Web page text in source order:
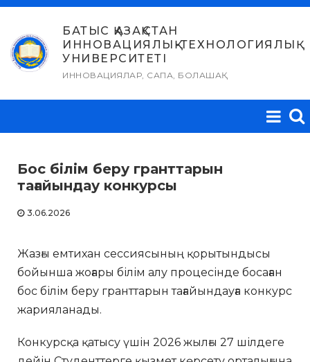
Skip
content
БАТЫС ҚАЗАҚСТАН
ИННОВАЦИЯЛЫҚ-ТЕХНОЛОГИЯЛЫҚ
УНИВЕРСИТЕТІ
ИННОВАЦИЯЛАР, САПА, БОЛАШАҚ
Бос білім беру гранттарын
тағайындау конкурсы
3.06.2026
Жазғы емтихан сессиясының қорытындысы
бойынша жоғары білім алу процесінде босаған
бос білім беру гранттарын тағайындауға конкурс
жарияланады.
Конкурсқа қатысу үшін 2026 жылғы 27 шілдеге